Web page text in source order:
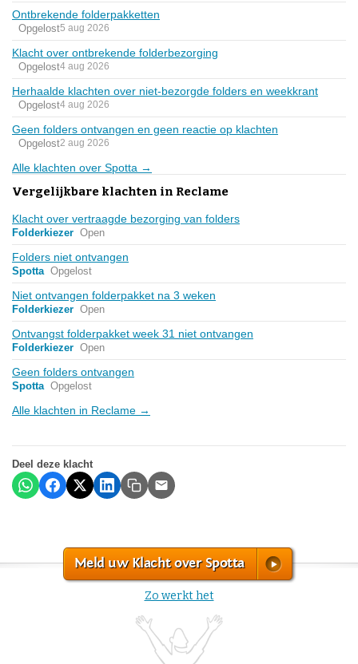
Ontbrekende folderpakketten
Opgelost5 aug 2026
Klacht over ontbrekende folderbezorging
Opgelost4 aug 2026
Herhaalde klachten over niet-bezorgde folders en weekkrant
Opgelost4 aug 2026
Geen folders ontvangen en geen reactie op klachten
Opgelost2 aug 2026
Alle klachten over Spotta →
Vergelijkbare klachten in Reclame
Klacht over vertraagde bezorging van folders
Folderkiezer Open
Folders niet ontvangen
Spotta Opgelost
Niet ontvangen folderpakket na 3 weken
Folderkiezer Open
Ontvangst folderpakket week 31 niet ontvangen
Folderkiezer Open
Geen folders ontvangen
Spotta Opgelost
Alle klachten in Reclame →
Deel deze klacht
Meld uw Klacht over Spotta
Zo werkt het